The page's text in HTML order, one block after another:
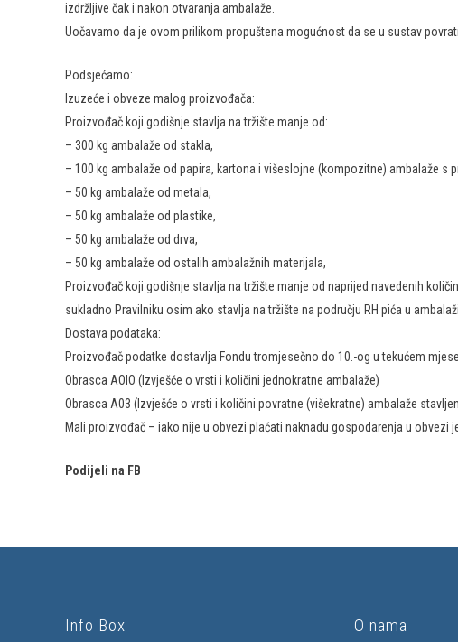
izdržljive čak i nakon otvaranja ambalaže.
Uočavamo da je ovom prilikom propuštena mogućnost da se u sustav
Podsjećamo:
Izuzeće i obveze malog proizvođača:
Proizvođač koji godišnje stavlja na tržište manje od:
– 300 kg ambalaže od stakla,
– 100 kg ambalaže od papira, kartona i višeslojne (kompozitne) ambalaže s
– 50 kg ambalaže od metala,
– 50 kg ambalaže od plastike,
– 50 kg ambalaže od drva,
– 50 kg ambalaže od ostalih ambalažnih materijala,
Proizvođač koji godišnje stavlja na tržište manje od naprijed navedenih
sukladno Pravilniku osim ako stavlja na tržište na području RH pića u
Dostava podataka:
Proizvođač podatke dostavlja Fondu tromjesečno do 10.-og u tekućem
Obrasca AOIO (Izvješće o vrsti i količini jednokratne ambalaže)
Obrasca A03 (Izvješće o vrsti i količini povratne (višekratne) ambalaže
Mali proizvođač – iako nije u obvezi plaćati naknadu gospodarenja u
Podijeli na FB
Info Box O nama